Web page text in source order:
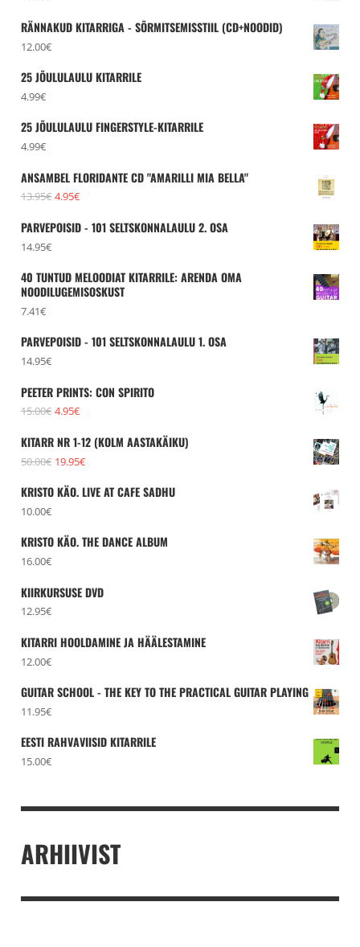
RÄNNAKUD KITARRIGA - SÕRMITSEMISSTIIL (CD+NOODID)
12.00€
25 JÕULULAULU KITARRILE
4.99€
25 JÕULULAULU FINGERSTYLE-KITARRILE
4.99€
ANSAMBEL FLORIDANTE CD "AMARILLI MIA BELLA"
13.95€ Algne
oli:
4.95€Praegune
on:
PARVEPOISID - 101 SELTSKONNALAULU 2. OSA
14.95€
40 TUNTUD MELOODIAT KITARRILE: ARENDA OMA
NOODILUGEMISOSKUST
7.41€
PARVEPOISID - 101 SELTSKONNALAULU 1. OSA
14.95€
PEETER PRINTS: CON SPIRITO
15.00€ Algne
oli:
15.00€.
4.95€Praegune
on:
4.95€.
KITARR NR 1-12 (KOLM AASTAKÄIKU)
50.00€ Algne
oli:
19.95€Praegune
on:
KRISTO KÄO. LIVE AT CAFE SADHU
10.00€
KRISTO KÄO. THE DANCE ALBUM
16.00€
KIIRKURSUSE DVD
12.95€
KITARRI HOOLDAMINE JA HÄÄLESTAMINE
12.00€
GUITAR SCHOOL - THE KEY TO THE PRACTICAL GUITAR PLAYING
11.95€
EESTI RAHVAVIISID KITARRILE
15.00€
ARHIIVIST